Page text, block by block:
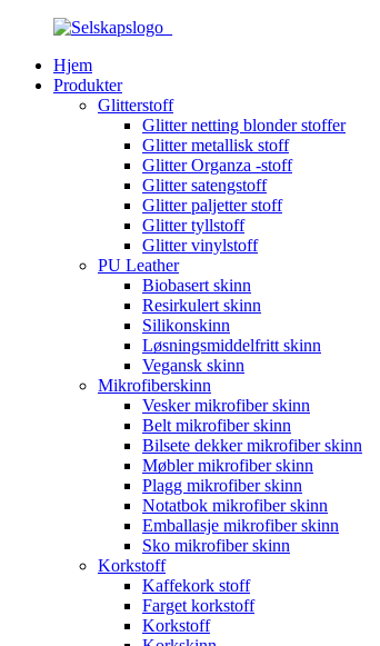
Hjem
Produkter
Glitterstoff
Glitter netting blonder stoffer
Glitter metallisk stoff
Glitter Organza -stoff
Glitter satengstoff
Glitter paljetter stoff
Glitter tyllstoff
Glitter vinylstoff
PU Leather
Biobasert skinn
Resirkulert skinn
Silikonskinn
Løsningsmiddelfritt skinn
Vegansk skinn
Mikrofiberskinn
Vesker mikrofiber skinn
Belt mikrofiber skinn
Bilsete dekker mikrofiber skinn
Møbler mikrofiber skinn
Plagg mikrofiber skinn
Notatbok mikrofiber skinn
Emballasje mikrofiber skinn
Sko mikrofiber skinn
Korkstoff
Kaffekork stoff
Farget korkstoff
Korkstoff